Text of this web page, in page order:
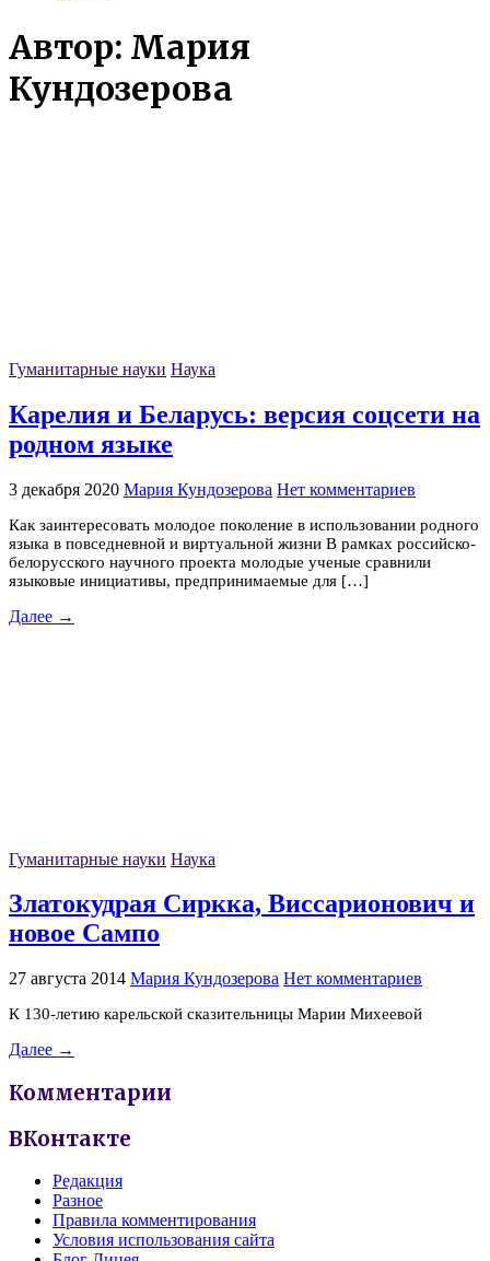
Автор: Мария
Кундозерова
Гуманитарные науки Наука
Карелия и Беларусь: версия соцсети на
родном языке
3 декабря 2020 Мария Кундозерова Нет комментариев
Как заинтересовать молодое поколение в использовании родного
языка в повседневной и виртуальной жизни В рамках российско-
белорусского научного проекта молодые ученые сравнили
языковые инициативы, предпринимаемые для […]
Далее →
Гуманитарные науки Наука
Златокудрая Сиркка, Виссарионович и
новое Сампо
27 августа 2014 Мария Кундозерова Нет комментариев
К 130-летию карельской сказительницы Марии Михеевой
Далее →
Комментарии
ВКонтакте
Редакция
Разное
Правила комментирования
Условия использования сайта